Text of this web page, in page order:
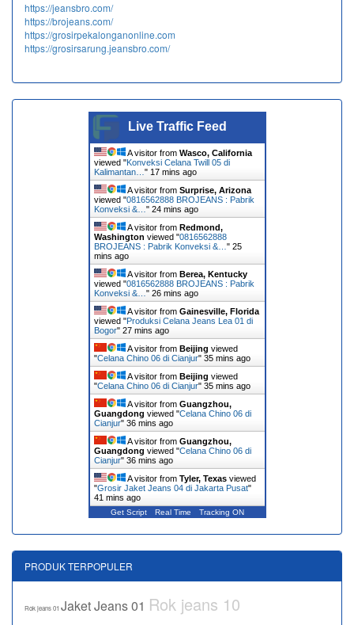
https://jeansbro.com/
https://brojeans.com/
https://grosirpekalonganonline.com
https://grosirsarung.jeansbro.com/
Live Traffic Feed
A visitor from Wasco, California
viewed "Konveksi Celana Twill 05 di
Kalimantan… " 17 mins ago
A visitor from Surprise, Arizona
viewed "0816562888 BROJEANS : Pabrik
Konveksi &… " 24 mins ago
A visitor from Redmond,
Washington viewed "0816562888
BROJEANS : Pabrik Konveksi &… " 25
mins ago
A visitor from Berea, Kentucky
viewed "0816562888 BROJEANS : Pabrik
Konveksi &… " 26 mins ago
A visitor from Gainesville, Florida
viewed "Produksi Celana Jeans Lea 01 di
Bogor" 27 mins ago
A visitor from Beijing viewed
"Celana Chino 06 di Cianjur" 35 mins ago
A visitor from Beijing viewed
"Celana Chino 06 di Cianjur" 35 mins ago
A visitor from Guangzhou,
Guangdong viewed "Celana Chino 06 di
Cianjur" 36 mins ago
A visitor from Guangzhou,
Guangdong viewed "Celana Chino 06 di
Cianjur" 36 mins ago
A visitor from Tyler, Texasviewed
"Grosir Jaket Jeans 04 di Jakarta Pusat"
41 mins ago
Get Script Real Time Tracking ON
PRODUK TERPOPULER
Rok jeans 01 Jaket Jeans 01 Rok jeans 10